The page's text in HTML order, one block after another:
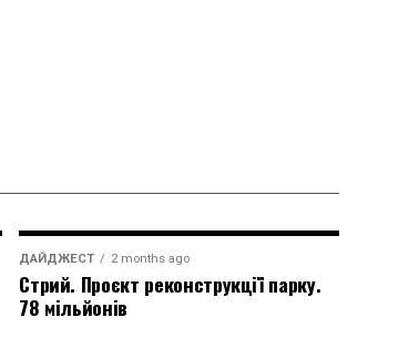
ДАЙДЖЕСТ 2 months ago
Стрий. Проєкт реконструкції парку.
78 мільйонів